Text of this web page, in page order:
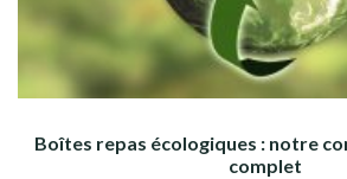
Boîtes repas écologiques : notre
complet